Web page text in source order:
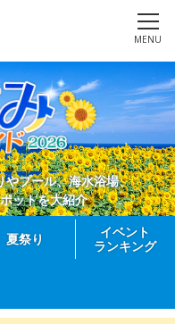
MENU
やプール、海水浴場、
ットを大紹介
夏祭り
イベント
ランキング